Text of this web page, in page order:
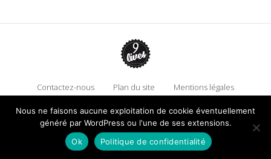
Contactez-nous Plan du site
Mentions légales
Politique de confidentialité
Adhérez à 9 Lives
Faire un don !
Nous ne faisons aucune exploitation de cookie éventuellement
généré par WordPress ou l'une de ses extensions.
Ok
Politique de confidentialité